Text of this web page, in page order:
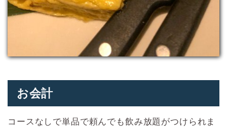
お会計
コースなしで単品で頼んでも飲み放題がつけられま